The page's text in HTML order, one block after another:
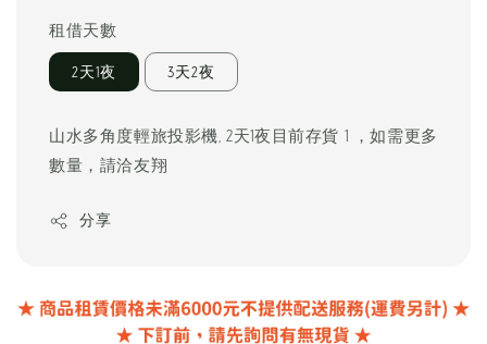
租借天數
2天1夜 3天2夜
山水多角度輕旅投影機, 2天1夜目前存貨 1 ，如需更多
數量，請洽友翔
分享